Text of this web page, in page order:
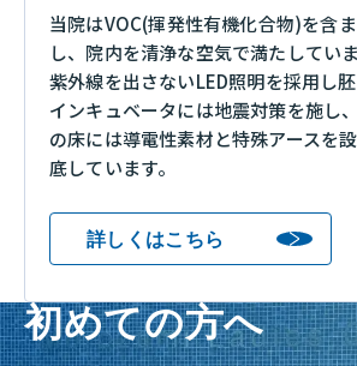
当院はVOC(揮発性有機化合物)を含
し、院内を清浄な空気で満たしてい
紫外線を出さないLED照明を採用し胚
インキュベータには地震対策を施し
の床には導電性素材と特殊アースを
底しています。
詳しくはこちら
初めての方へ